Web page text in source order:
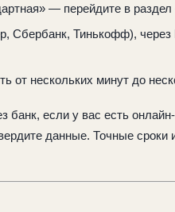
— перейдите в
Сбербанк, Тинькофф),
от нескольких минут до
если у вас есть
данные. Точные